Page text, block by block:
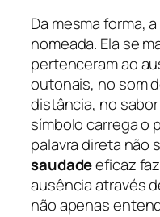
Da mesma forma, a
nomeada. Ela se
pertenceram ao
outonais, no som
distância, no
símbolo carrega o
palavra direta não
saudadeeficaz
ausência através
não apenas